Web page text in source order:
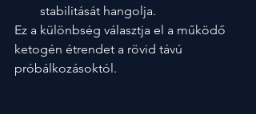
stabilitását hangolja.
Ez a különbség választja el a működő
ketogén étrendet a rövid távú
próbálkozásoktól.